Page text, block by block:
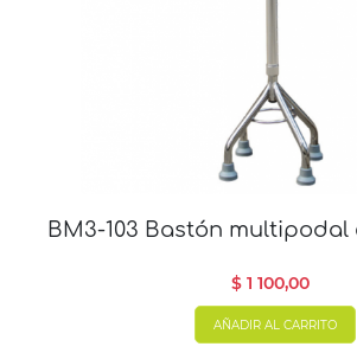
BM3-103 Bastón
$ 1 100,00
AÑADIR AL CARRITO